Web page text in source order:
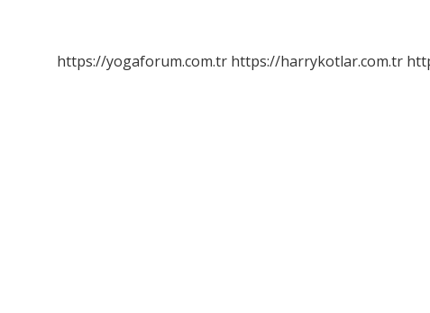
https://yogaforum.com.tr https://harrykotlar.com.tr